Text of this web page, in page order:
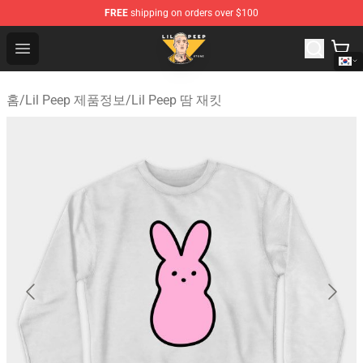
FREE shipping on orders over $100
Open menu
Lil Peep Store - Official Lil Peep Merchandise Shop
홈/Lil Peep 제품정보/Lil Peep 땀 재킷